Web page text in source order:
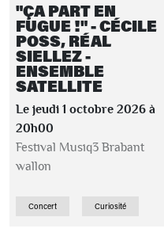
"ÇA PART EN
FUGUE !" - CÉCILE
POSS, RÉAL
SIELLEZ -
ENSEMBLE
SATELLITE
Le jeudi 1 octobre 2026 à
20h00
Festival Musiq3 Brabant
wallon
Concert Curiosité